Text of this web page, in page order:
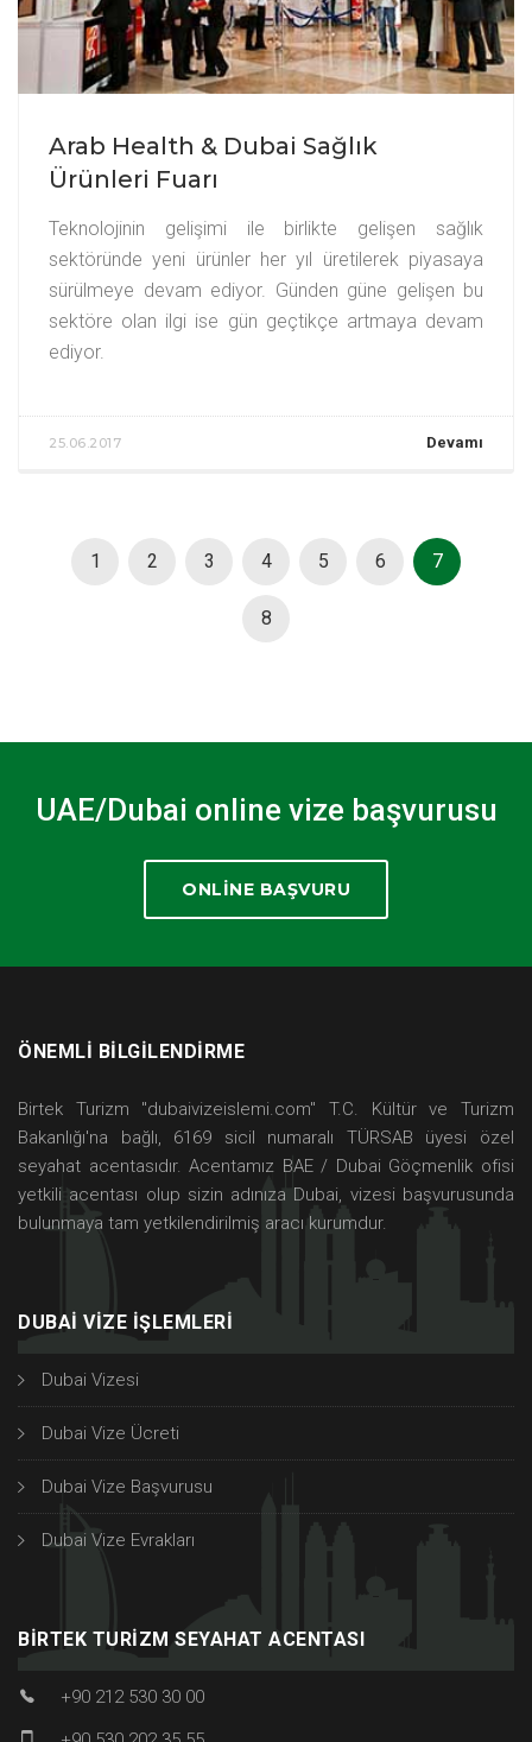
Arab Health & Dubai Sağlık
Ürünleri Fuarı
Teknolojinin gelişimi ile birlikte gelişen sağlık
sektöründe yeni ürünler her yıl üretilerek piyasaya
sürülmeye devam ediyor. Günden güne gelişen bu
sektöre olan ilgi ise gün geçtikçe artmaya devam
ediyor.
25.06.2017 Devamı
1 2 3 4 5 6 7
8
UAE/Dubai online vize başvurusu
ONLINE BAŞVURU
ÖNEMLİ BİLGİLENDİRME
Birtek Turizm ''dubaivizeislemi.com'' T.C. Kültür ve Turizm
Bakanlığı'na bağlı, 6169 sicil numaralı TÜRSAB üyesi özel
seyahat acentasıdır. Acentamız BAE / Dubai Göçmenlik ofisi
yetkili acentası olup sizin adınıza Dubai, vizesi başvurusunda
bulunmaya tam yetkilendirilmiş aracı kurumdur.
DUBAI VIZE İŞLEMLERI
Dubai Vizesi
Dubai Vize Ücreti
Dubai Vize Başvurusu
Dubai Vize Evrakları
BIRTEK TURIZM SEYAHAT ACENTASI
+90 212 530 30 00